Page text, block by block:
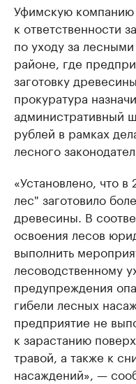
Уфимскую компанию
к ответственности
по уходу за
районе, где
заготовку
прокуратура
административный
рублей в рамках
лесного
«Установлено, что
лес" заготовило
древесины. В
освоения лесов
выполнить
лесоводственному
предупреждения
гибели лесных
предприятие не
к зарастанию
травой, а также к
насаждений», —